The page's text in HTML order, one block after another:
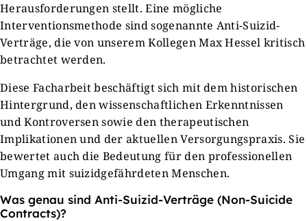
Herausforderungen stellt. Eine mögliche
Interventionsmethode sind sogenannte Anti-Suizid-
Verträge, die von unserem Kollegen Max Hessel kritisch
betrachtet werden.
Diese Facharbeit beschäftigt sich mit dem historischen
Hintergrund, den wissenschaftlichen Erkenntnissen
und Kontroversen sowie den therapeutischen
Implikationen und der aktuellen Versorgungspraxis. Sie
bewertet auch die Bedeutung für den professionellen
Umgang mit suizidgefährdeten Menschen.
Was genau sind Anti-Suizid-Verträge (Non-Suicide
Contracts)?